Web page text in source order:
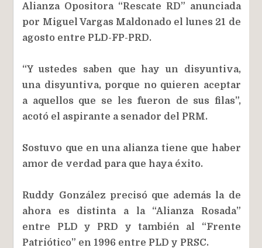
Alianza Opositora “Rescate RD” anunciada
por Miguel Vargas Maldonado el lunes 21 de
agosto entre PLD-FP-PRD.
“Y ustedes saben que hay un disyuntiva,
una disyuntiva, porque no quieren aceptar
a aquellos que se les fueron de sus filas”,
acotó el aspirante a senador del PRM.
Sostuvo que en una alianza tiene que haber
amor de verdad para que haya éxito.
Ruddy González precisó que además la de
ahora es distinta a la “Alianza Rosada”
entre PLD y PRD y también al “Frente
Patriótico” en 1996 entre PLD y PRSC.